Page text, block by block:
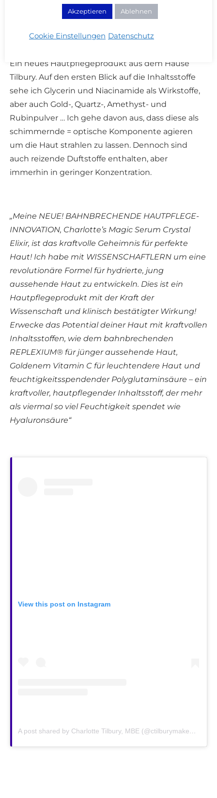
CHARLOTTE TILBURY Magic Serum Crystal
Elixir
Ein neues Hautpflegeprodukt aus dem Hause
Tilbury. Auf den ersten Blick auf die Inhaltsstoffe
sehe ich Glycerin und Niacinamide als Wirkstoffe,
aber auch Gold-, Quartz-, Amethyst- und
Rubinpulver … Ich gehe davon aus, dass diese als
schimmernde = optische Komponente agieren
um die Haut strahlen zu lassen. Dennoch sind
auch reizende Duftstoffe enthalten, aber
immerhin in geringer Konzentration.
„Meine NEUE! BAHNBRECHENDE HAUTPFLEGE-
INNOVATION, Charlotte’s Magic Serum Crystal
Elixir, ist das kraftvolle Geheimnis für perfekte
Haut! Ich habe mit WISSENSCHAFTLERN um eine
revolutionäre Formel für hydrierte, jung
aussehende Haut zu entwickeln. Dies ist ein
Hautpflegeprodukt mit der Kraft der
Wissenschaft und klinisch bestätigter Wirkung!
Erwecke das Potential deiner Haut mit kraftvollen
Inhaltsstoffen, wie dem bahnbrechenden
REPLEXIUM® für jünger aussehende Haut,
Goldenem Vitamin C für leuchtendere Haut und
feuchtigkeitsspendender Polyglutaminsäure – ein
kraftvoller, hautpflegender Inhaltsstoff, der mehr
als viermal so viel Feuchtigkeit spendet wie
Hyaluronsäure“
View this post on Instagram
A post shared by Charlotte Tilbury, MBE (@ctilburymakeup)
Akzeptieren Ablehnen
Cookie Einstellungen Datenschutz